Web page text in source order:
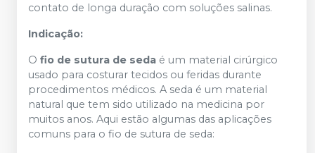
contato de longa duração com soluções salinas.
Indicação:
O fio de sutura de seda é um material cirúrgico
usado para costurar tecidos ou feridas durante
procedimentos médicos. A seda é um material
natural que tem sido utilizado na medicina por
muitos anos. Aqui estão algumas das aplicações
comuns para o fio de sutura de seda: